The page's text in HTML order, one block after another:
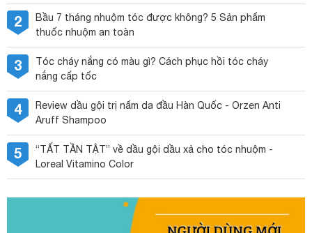
2
Bầu 7 tháng nhuộm tóc được không? 5 Sản phẩm
thuốc nhuộm an toàn
3
Tóc cháy nắng có màu gì? Cách phục hồi tóc cháy
nắng cấp tốc
4
Review dầu gội trị nấm da đầu Hàn Quốc - Orzen Anti
Aruff Shampoo
5
“TẤT TẦN TẬT” về dầu gội dầu xả cho tóc nhuộm -
Loreal Vitamino Color